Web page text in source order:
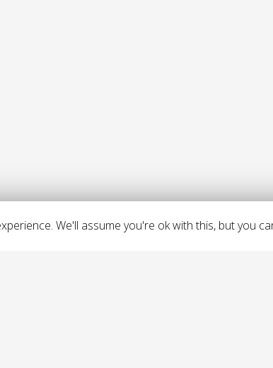
We'll assume you're ok with this, but you